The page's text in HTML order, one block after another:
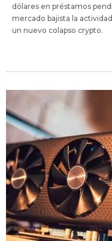
dólares en préstamos
mercado bajista la
un nuevo colapso crypto.